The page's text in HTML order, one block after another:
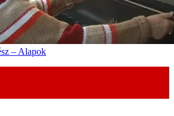
– Alapok